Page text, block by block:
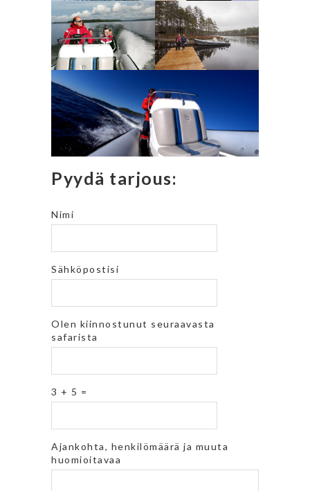
Pyydä tarjous:
Nimi
Sähköpostisi
Olen kiinnostunut seuraavasta
safarista
3 + 5 =
Please
ignore
this
Please
ignore
this
Ajankohta, henkilömäärä ja muuta
huomioitavaa